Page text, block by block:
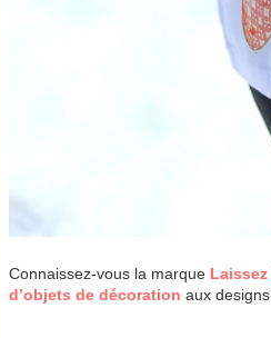
Connaissez-vous la marque
d’objets de décoration aux